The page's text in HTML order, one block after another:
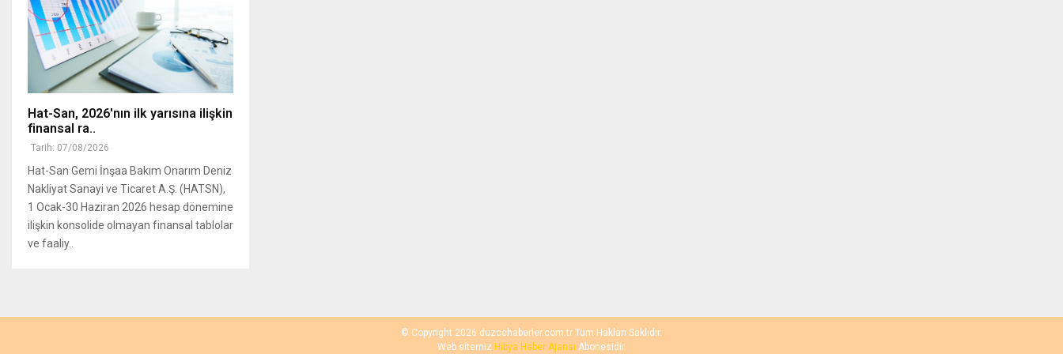
Hat-San, 2026'nın ilk yarısına ilişkin
finansal ra..
Tarih: 07/08/2026
Hat-San Gemi İnşaa Bakım Onarım Deniz
Nakliyat Sanayi ve Ticaret A.Ş. (HATSN),
1 Ocak-30 Haziran 2026 hesap dönemine
ilişkin konsolide olmayan finansal tablolar
ve faaliy..
© Copyright 2026 duzcehaberler.com.tr Tüm Hakları Saklıdır.
Web sitemiz Hibya Haber Ajansı Abonesidir.